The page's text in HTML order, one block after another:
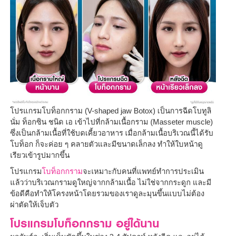
โปรแกรมโบท็อกกราม (V-shaped jaw Botox) เป็นการฉีดโบทูลิ
นั่ม ท็อกซิน ชนิด เอ เข้าไปที่กล้ามเนื้อกราม (Masseter muscle)
ซึ่งเป็นกล้ามเนื้อที่ใช้บดเคี้ยวอาหาร เมื่อกล้ามเนื้อบริเวณนี้ได้รับ
โบท็อก ก็จะค่อย ๆ คลายตัวและมีขนาดเล็กลง ทำให้ใบหน้าดู
เรียวเข้ารูปมากขึ้น
โปรแกรมโบท็อกกรามจะเหมาะกับคนที่แพทย์ทำการประเมิน
แล้วว่าบริเวณกรามดูใหญ่จากกล้ามเนื้อ ไม่ใช่จากกระดูก และมี
ข้อดีคือทำให้โครงหน้าโดยรวมของเราดูละมุนขึ้นแบบไม่ต้อง
ผ่าตัดให้เจ็บตัว
โปรแกรมโบท็อกกราม อยู่ได้นาน